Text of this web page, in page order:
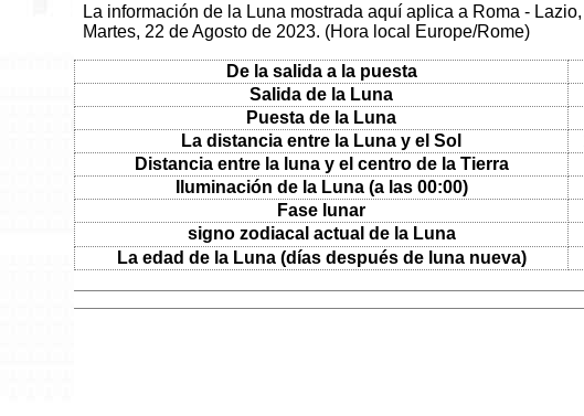
La información de la Luna mostrada aquí aplica a Roma -
Martes, 22 de Agosto de 2023. (Hora local Europe/Rome)
De la salida a la puesta
Salida de la Luna
Puesta de la Luna
La distancia entre la Luna y el Sol
Distancia entre la luna y el centro de la Tierra
Iluminación de la Luna (a las 00:00)
Fase lunar
signo zodiacal actual de la Luna
La edad de la Luna (días después de luna nueva)